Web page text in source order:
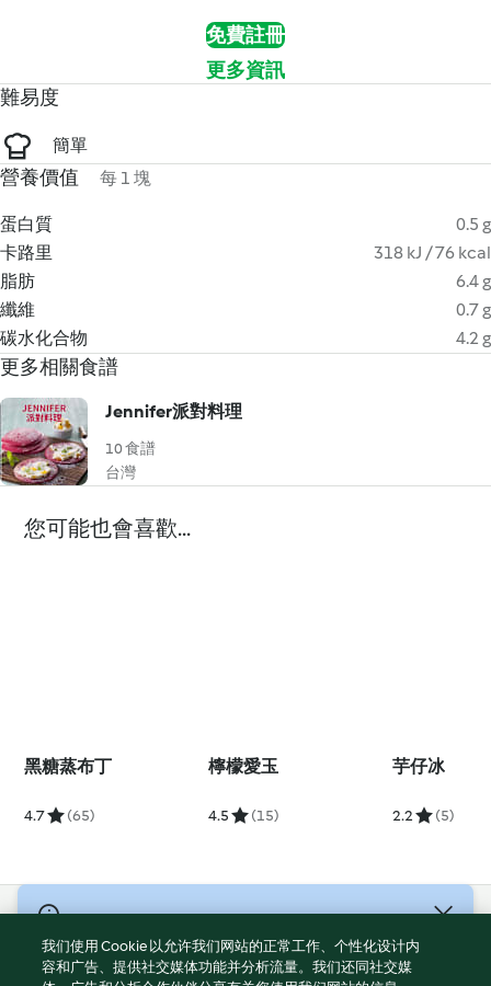
免費註冊
更多資訊
難易度
簡單
營養價值 每 1 塊
蛋白質
0.5 g
卡路里
318 kJ / 76 kcal
脂肪
6.4 g
纖維
0.7 g
碳水化合物
4.2 g
更多相關食譜
Jennifer派對料理
10 食譜
台灣
您可能也會喜歡...
黑糖蒸布丁
4.7 (65)
檸檬愛玉
4.5 (15)
芋仔冰
2.2 (5)
服務條款
我们使用 Cookie 以允许我们网站的正常工作、个性化设计内
容和广告、提供社交媒体功能并分析流量。我们还同社交媒